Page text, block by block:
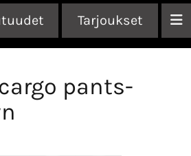
Tarjoukset
pants-